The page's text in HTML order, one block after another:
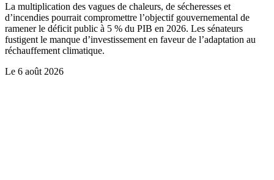
La multiplication des vagues de chaleurs, de sécheresses et
d’incendies pourrait compromettre l’objectif gouvernemental de
ramener le déficit public à 5 % du PIB en 2026. Les sénateurs
fustigent le manque d’investissement en faveur de l’adaptation au
réchauffement climatique.
Le 6 août 2026